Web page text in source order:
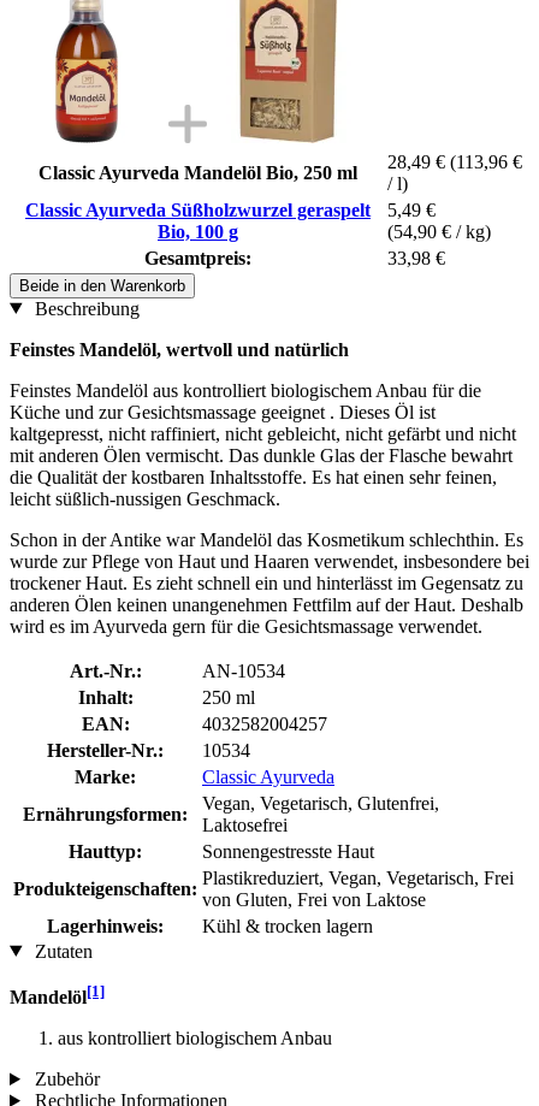
Classic Ayurveda Mandelöl Bio, 250 ml
28,49 € (113,96 €
/ l)
Classic Ayurveda Süßholzwurzel geraspelt
Bio, 100 g
5,49 €
(54,90 € / kg)
Gesamtpreis:
33,98 €
Beide in den Warenkorb
Beschreibung
Feinstes Mandelöl, wertvoll und natürlich
Feinstes Mandelöl aus kontrolliert biologischem Anbau für die
Küche und zur Gesichtsmassage geeignet . Dieses Öl ist
kaltgepresst, nicht raffiniert, nicht gebleicht, nicht gefärbt und nicht
mit anderen Ölen vermischt. Das dunkle Glas der Flasche bewahrt
die Qualität der kostbaren Inhaltsstoffe. Es hat einen sehr feinen,
leicht süßlich-nussigen Geschmack.
Schon in der Antike war Mandelöl das Kosmetikum schlechthin. Es
wurde zur Pflege von Haut und Haaren verwendet, insbesondere bei
trockener Haut. Es zieht schnell ein und hinterlässt im Gegensatz zu
anderen Ölen keinen unangenehmen Fettfilm auf der Haut. Deshalb
wird es im Ayurveda gern für die Gesichtsmassage verwendet.
Art.-Nr.:
AN-10534
Inhalt:
250 ml
EAN:
4032582004257
Hersteller-Nr.:
10534
Marke:
Classic Ayurveda
Ernährungsformen:
Vegan, Vegetarisch, Glutenfrei,
Laktosefrei
Hauttyp:
Sonnengestresste Haut
Produkteigenschaften:
Plastikreduziert, Vegan, Vegetarisch, Frei
von Gluten, Frei von Laktose
Lagerhinweis:
Kühl & trocken lagern
Zutaten
Mandelöl[1]
aus kontrolliert biologischem Anbau
Zubehör
Rechtliche Informationen